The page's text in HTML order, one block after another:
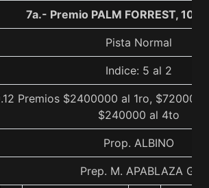
7a.- Premio PALM FORREST,
Pista Normal
Indice: 5 al 2
Premios $2400000 al 1ro,
$240000 al 4to
Prop. ALBINO
Prep. M. APABLAZA G.